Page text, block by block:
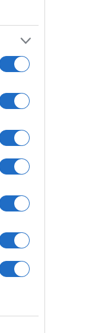
έχασαν την ζωή
σε Ρέθυμνο και
εισηγήθηκε την
ασυλίας της μετά
Κουσουλού